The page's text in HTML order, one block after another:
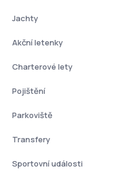
Jachty
Akční letenky
Charterové lety
Pojištění
Parkoviště
Transfery
Sportovní události